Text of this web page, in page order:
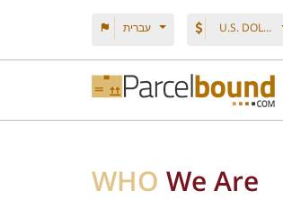
עברית U.S. DOLLAR
WHO We Are